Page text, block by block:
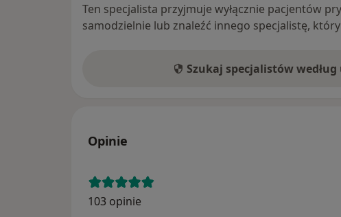
Ten specjalista przyjmuje wyłącznie pacjentów
samodzielnie lub znaleźć innego specjalistę,
Szukaj specjalistów według
Opinie
103 opinie